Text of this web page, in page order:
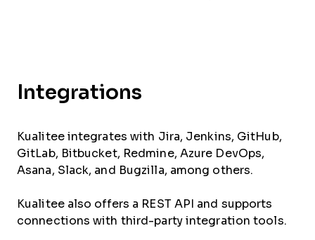
Integrations
Kualitee integrates with Jira, Jenkins, GitHub,
GitLab, Bitbucket, Redmine, Azure DevOps,
Asana, Slack, and Bugzilla, among others.
Kualitee also offers a REST API and supports
connections with third-party integration tools.